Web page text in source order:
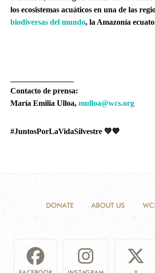
los ecosistemas acuáticos en una de las
biodiversas del mundo, la Amazonía
Contacto de prensa:
María Emilia Ulloa, mulloa@wcs.org
#JuntosPorLaVidaSilvestre 💚💙
DONATE ABOUT US